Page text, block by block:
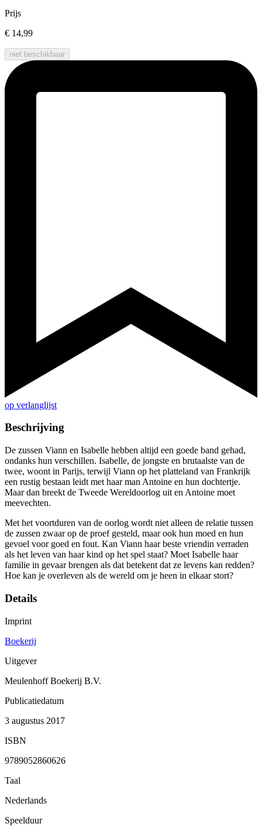
Prijs
€ 14,99
niet beschikbaar
op verlanglijst
Beschrijving
De zussen Viann en Isabelle hebben altijd een goede band gehad,
ondanks hun verschillen. Isabelle, de jongste en brutaalste van de
twee, woont in Parijs, terwijl Viann op het platteland van Frankrijk
een rustig bestaan leidt met haar man Antoine en hun dochtertje.
Maar dan breekt de Tweede Wereldoorlog uit en Antoine moet
meevechten.
Met het voortduren van de oorlog wordt niet alleen de relatie tussen
de zussen zwaar op de proef gesteld, maar ook hun moed en hun
gevoel voor goed en fout. Kan Viann haar beste vriendin verraden
als het leven van haar kind op het spel staat? Moet Isabelle haar
familie in gevaar brengen als dat betekent dat ze levens kan redden?
Hoe kan je overleven als de wereld om je heen in elkaar stort?
Details
Imprint
Boekerij
Uitgever
Meulenhoff Boekerij B.V.
Publicatiedatum
3 augustus 2017
ISBN
9789052860626
Taal
Nederlands
Speelduur